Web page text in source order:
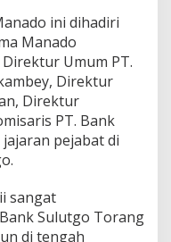
ini dihadiri
Manado
Direktur Umum PT.
Direktur
Direktur
PT. Bank
pejabat di
sangat
Sulutgo Torang
di tengah